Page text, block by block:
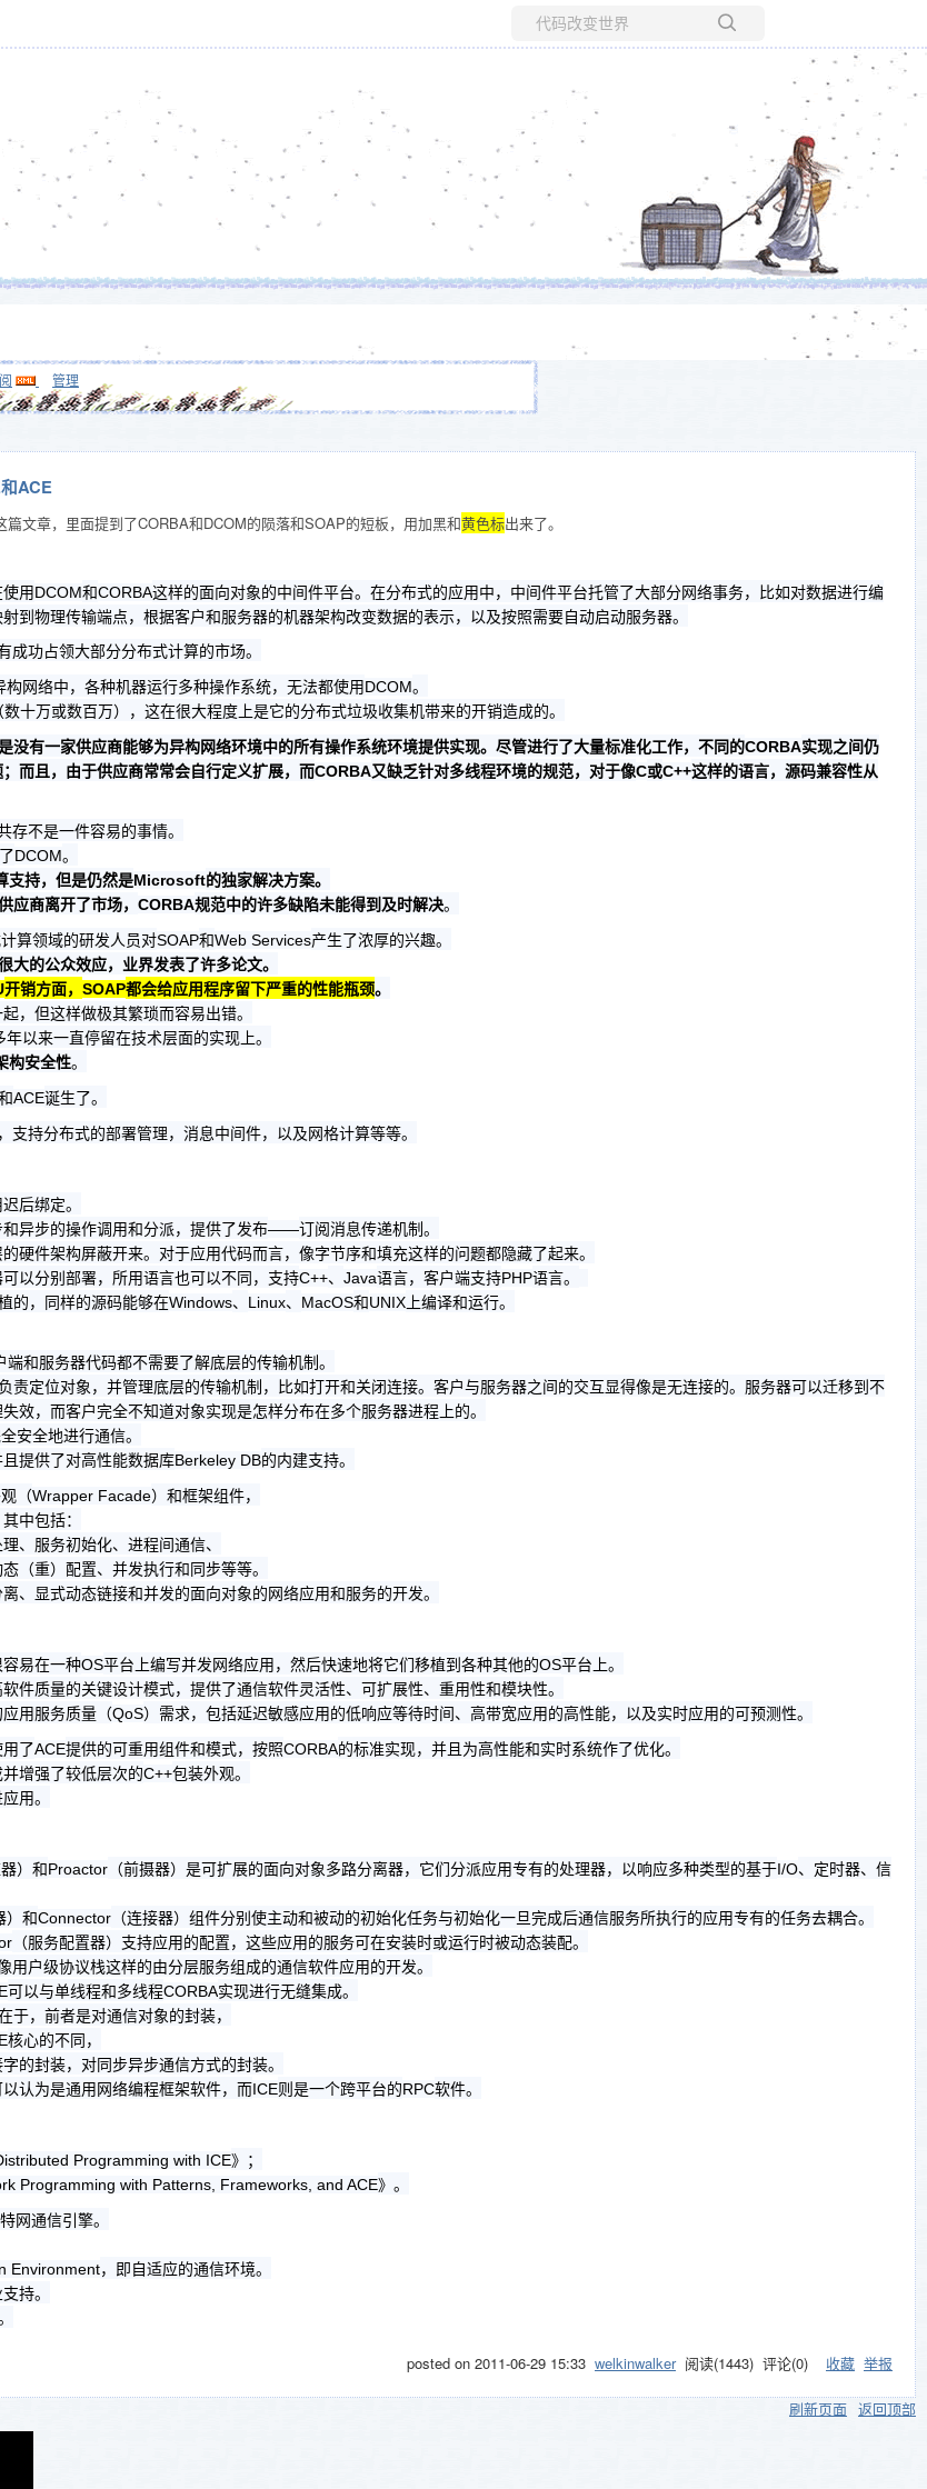
管理
ACE
文章，里面提到了CORBA和DCOM的陨落和SOAP的短板，用加黑和黄色标出来了。
用DCOM和CORBA这样的面向对象的中间件平台。在分布式的应用中，中间件平台托管了大部分网络事务，比如对数据进行编
到物理传输端点，根据客户和服务器的机器架构改变数据的表示，以及按照需要自动启动服务器。
成功占领大部分分布式计算的市场。
网络中，各种机器运行多种操作系统，无法都使用DCOM。
十万或数百万），这在很大程度上是它的分布式垃圾收集机带来的开销造成的。
没有一家供应商能够为异构网络环境中的所有操作系统环境提供实现。尽管进行了大量标准化工作，不同的CORBA实现之间仍
而且，由于供应商常常会自行定义扩展，而CORBA又缺乏针对多线程环境的规范，对于像C或C++这样的语言，源码兼容性从
存不是一件容易的事情。
DCOM。
支持，但是仍然是Microsoft的独家解决方案。
应商离开了市场， CORBA规范中的许多缺陷未能得到及时解决。
算领域的研发人员对SOAP和Web Services产生了浓厚的兴趣。
大的公众效应，业界发表了许多论文。
开销方面， SOAP都会给应用程序留下严重的性能瓶颈。
，但这样做极其繁琐而容易出错。
以来一直停留在技术层面的实现上。
构安全性。
ACE诞生了。
支持分布式的部署管理，消息中间件，以及网格计算等等。
后绑定。
异步的操作调用和分派，提供了发布——订阅消息传递机制。
硬件架构屏蔽开来。对于应用代码而言，像字节序和填充这样的问题都隐藏了起来。
以分别部署，所用语言也可以不同，支持C++、 Java语言，客户端支持PHP语言。
的，同样的源码能够在Windows、 Linux、 MacOS和UNIX 上编译和运行。
和服务器代码都不需要了解底层的传输机制。
责定位对象，并管理底层的传输机制，比如打开和关闭连接。客户与服务器之间的交互显得像是无连接的。服务器可以迁移到不
效，而客户完全不知道对象实现是怎样分布在多个服务器进程上的。
安全地进行通信。
提供了对高性能数据库Berkeley DB的内建支持。
（Wrapper Facade）和框架组件，
中包括：
、服务初始化、进程间通信、
（重）配置、并发执行和同步等等。
、显式动态链接和并发的面向对象的网络应用和服务的开发。
易在一种OS平台上编写并发网络应用，然后快速地将它们移植到各种其他的OS平台上。
件质量的关键设计模式，提供了通信软件灵活性、可扩展性、重用性和模块性。
用服务质量（QoS）需求，包括延迟敏感应用的低响应等待时间、高带宽应用的高性能，以及实时应用的可预测性。
了ACE提供的可重用组件和模式，按照CORBA的标准实现，并且为高性能和实时系统作了优化。
增强了较低层次的C++包装外观。
用。
器）和Proactor （前摄器）是可扩展的面向对象多路分离器，它们分派应用专有的处理器，以响应多种类型的基于I/O、定时器、信
）和Connector （连接器）组件分别使主动和被动的初始化任务与初始化一旦完成后通信服务所执行的应用专有的任务去耦合。
（服务配置器）支持应用的配置，这些应用的服务可在安装时或运行时被动态装配。
用户级协议栈这样的由分层服务组成的通信软件应用的开发。
可以与单线程和多线程CORBA实现进行无缝集成。
于，前者是对通信对象的封装，
核心的不同，
的封装，对同步异步通信方式的封装。
认为是通用网络编程框架软件，而ICE则是一个跨平台的RPC软件。
Programming with ICE》；
Programming with Patterns, Frameworks, and ACE》。
网通信引擎。
Environment，即自适应的通信环境。
持。
posted on 2011-06-29 15:33 welkinwalker阅读(1443) 评论(0) 收藏 举报
刷新页面 返回顶部